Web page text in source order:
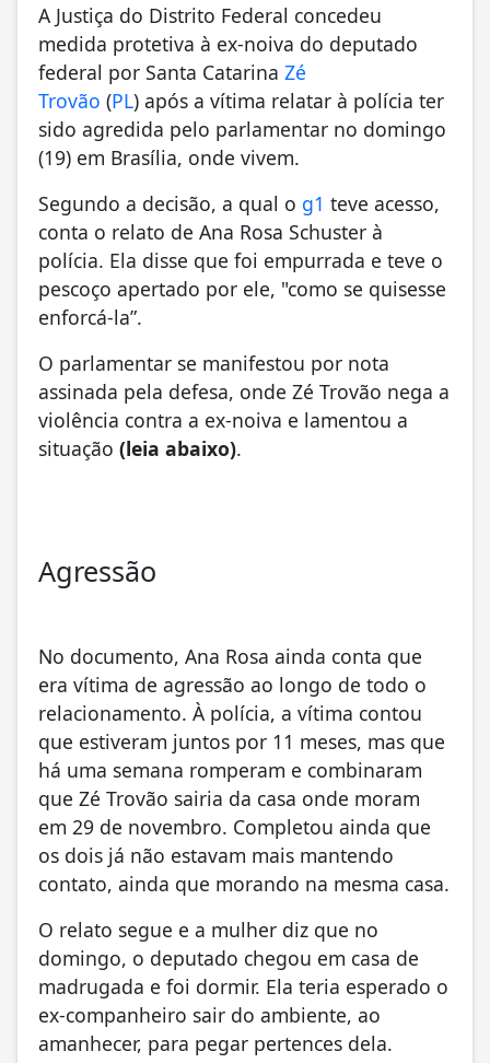
A Justiça do Distrito Federal concedeu
medida protetiva à ex-noiva do deputado
federal por Santa Catarina Zé
Trovão (PL) após a vítima relatar à polícia ter
sido agredida pelo parlamentar no domingo
(19) em Brasília, onde vivem.
Segundo a decisão, a qual o g1 teve acesso,
conta o relato de Ana Rosa Schuster à
polícia. Ela disse que foi empurrada e teve o
pescoço apertado por ele, "como se quisesse
enforcá-la”.
O parlamentar se manifestou por nota
assinada pela defesa, onde Zé Trovão nega a
violência contra a ex-noiva e lamentou a
situação (leia abaixo).
Agressão
No documento, Ana Rosa ainda conta que
era vítima de agressão ao longo de todo o
relacionamento. À polícia, a vítima contou
que estiveram juntos por 11 meses, mas que
há uma semana romperam e combinaram
que Zé Trovão sairia da casa onde moram
em 29 de novembro. Completou ainda que
os dois já não estavam mais mantendo
contato, ainda que morando na mesma casa.
O relato segue e a mulher diz que no
domingo, o deputado chegou em casa de
madrugada e foi dormir. Ela teria esperado o
ex-companheiro sair do ambiente, ao
amanhecer, para pegar pertences dela.